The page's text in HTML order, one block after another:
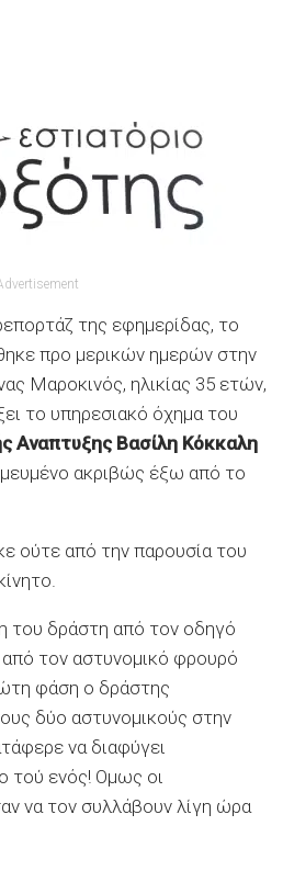
της εφημερίδας, το
προ μερικών ημερών στην
Μαροκινός, ηλικίας 35 ετών,
το υπηρεσιακό όχημα του
Αναπτυξης Βασίλη Κόκκαλη
ακριβώς έξω από το
ούτε από την παρουσία του
του δράστη από τον οδηγό
τον αστυνομικό φρουρό
φάση ο δράστης
δύο αστυνομικούς στην
να διαφύγει
τού ενός! Ομως οι
να τον συλλάβουν λίγη ώρα